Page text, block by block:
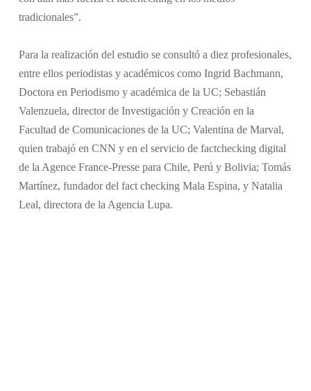
tradicionales”.
Para la realización del estudio se consultó a diez profesionales,
entre ellos periodistas y académicos como Ingrid Bachmann,
Doctora en Periodismo y académica de la UC; Sebastián
Valenzuela, director de Investigación y Creación en la
Facultad de Comunicaciones de la UC; Valentina de Marval,
quien trabajó en CNN y en el servicio de factchecking digital
de la Agence France-Presse para Chile, Perú y Bolivia; Tomás
Martínez, fundador del fact checking Mala Espina, y Natalia
Leal, directora de la Agencia Lupa.